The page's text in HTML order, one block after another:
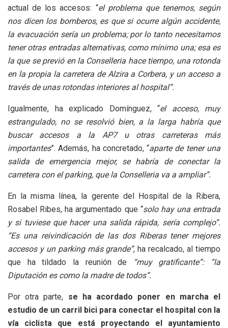
actual de los accesos: “el problema que tenemos, según
nos dicen los bomberos, es que si ocurre algún accidente,
la evacuación sería un problema; por lo tanto necesitamos
tener otras entradas alternativas, como mínimo una; esa es
la que se previó en la Conselleria hace tiempo, una rotonda
en la propia la carretera de Alzira a Corbera, y un acceso a
través de unas rotondas interiores al hospital”.
Igualmente, ha explicado Domínguez, “el acceso, muy
estrangulado, no se resolvió bien, a la larga habría que
buscar accesos a la AP7 u otras carreteras más
importantes”. Además, ha concretado, “aparte de tener una
salida de emergencia mejor, se habría de conectar la
carretera con el parking, que la Conselleria va a ampliar”.
En la misma línea, la gerente del Hospital de la Ribera,
Rosabel Ribes, ha argumentado que “solo hay una entrada
y si tuviese que hacer una salida rápida, sería complejo”.
“Es una reivindicación de las dos Riberas tener mejores
accesos y un parking más grande”, ha recalcado, al tiempo
que ha tildado la reunión de
“muy gratificante”: “la
Diputación es como la madre de todos”.
Por otra parte, se ha acordado poner en marcha el
estudio de un carril bici para conectar el hospital con la
vía ciclista que está proyectando el ayuntamiento